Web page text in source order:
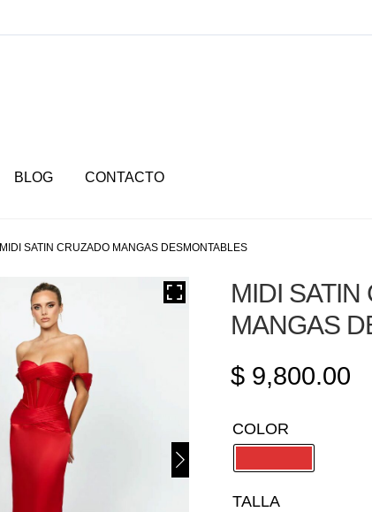
BLOG CONTACTO
MIDI SATIN CRUZADO MANGAS DESMONTABLES
MIDI SATIN
MANGAS
$9,800.00
COLOR
TALLA